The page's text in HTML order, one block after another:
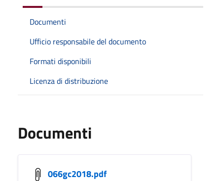
Documenti
Ufficio responsabile del documento
Formati disponibili
Licenza di distribuzione
Documenti
066gc2018.pdf